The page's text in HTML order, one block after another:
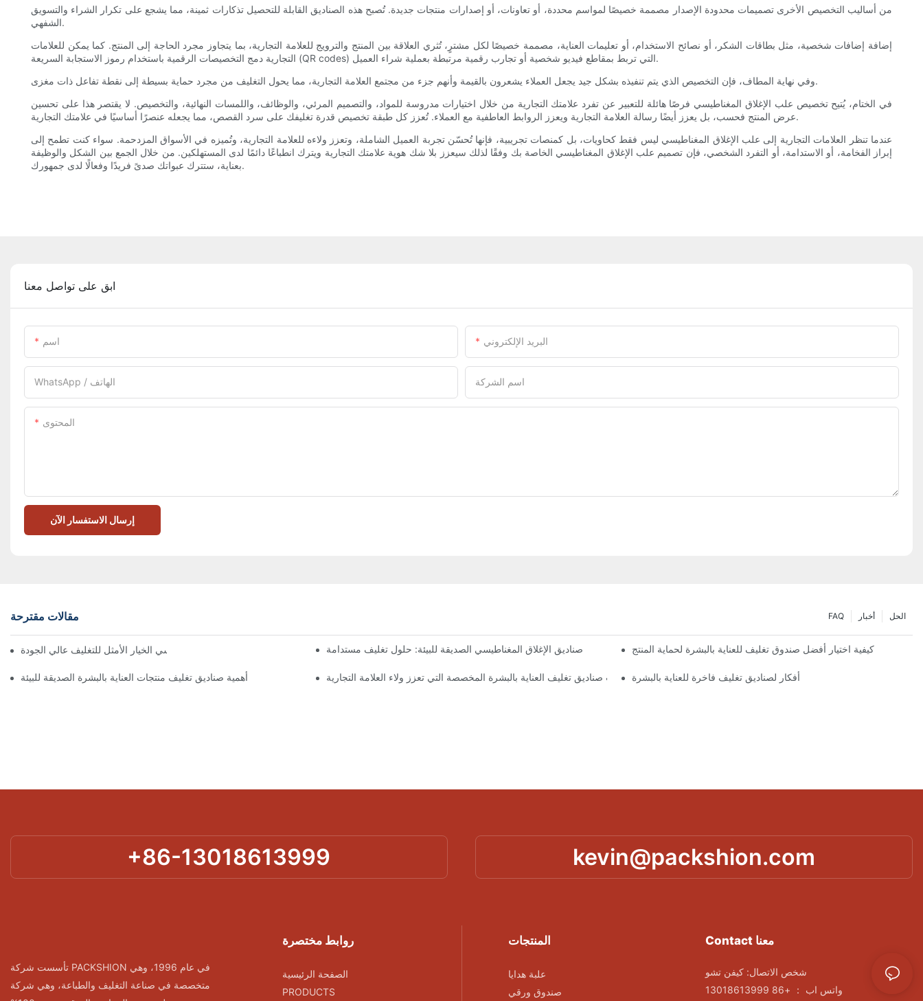
من أساليب التخصيص الأخرى تصميمات محدودة الإصدار مصممة خصيصًا لمواسم محددة، أو تعاونات، أو إصدارات منتجات جديدة. تُصبح هذه الصناديق القابلة للتحصيل تذكارات ثمينة، مما يشجع على تكرار الشراء والتسويق
الشفهي.
إضافة إضافات شخصية، مثل بطاقات الشكر، أو نصائح الاستخدام، أو تعليمات العناية، مصممة خصيصًا لكل مشترٍ، تُثري العلاقة بين المنتج والترويج للعلامة التجارية، بما يتجاوز مجرد الحاجة إلى المنتج. كما يمكن للعلامات
التجارية دمج التخصيصات الرقمية باستخدام رموز الاستجابة السريعة (QR codes) التي تربط بمقاطع فيديو شخصية أو تجارب رقمية مرتبطة بعملية شراء العميل.
وفي نهاية المطاف، فإن التخصيص الذي يتم تنفيذه بشكل جيد يجعل العملاء يشعرون بالقيمة وأنهم جزء من مجتمع العلامة التجارية، مما يحول التغليف من مجرد حماية بسيطة إلى نقطة تفاعل ذات مغزى.
في الختام، يُتيح تخصيص علب الإغلاق المغناطيسي فرصًا هائلة للتعبير عن تفرد علامتك التجارية من خلال اختيارات مدروسة للمواد، والتصميم المرئي، والوظائف، واللمسات النهائية، والتخصيص. لا يقتصر هذا على تحسين
عرض المنتج فحسب، بل يعزز أيضًا رسالة العلامة التجارية ويعزز الروابط العاطفية مع العملاء. تُعزز كل طبقة تخصيص قدرة تغليفك على سرد القصص، مما يجعله عنصرًا أساسيًا في علامتك التجارية.
عندما تنظر العلامات التجارية إلى علب الإغلاق المغناطيسي ليس فقط كحاويات، بل كمنصات تجريبية، فإنها تُحسّن تجربة العميل الشاملة، وتعزز ولاءه للعلامة التجارية، وتُميزه في الأسواق المزدحمة. سواء كنت تطمح إلى
إبراز الفخامة، أو الاستدامة، أو التفرد الشخصي، فإن تصميم علب الإغلاق المغناطيسي الخاصة بك وفقًا لذلك سيعزز بلا شك هوية علامتك التجارية ويترك انطباعًا دائمًا لدى المستهلكين. من خلال الجمع بين الشكل والوظيفة
بعناية، ستترك عبواتك صدىً فريدًا وفعالًا لدى جمهورك.
ابق على تواصل معنا
اسم البريد الإلكتروني
WhatsApp / الهاتف اسم الشركة
المحتوى
إرسال الاستفسار الآن
مقالات مقترحة الحل أخبار FAQ
لماذا تُعدّ الصناديق ذات الإغلاق المغناطيسي الخيار الأمثل للتغليف عالي الجودة صناديق الإغلاق المغناطيسي الصديقة للبيئة: حلول تغليف مستدامة كيفية اختيار أفضل صندوق تغليف للعناية بالبشرة لحماية المنتج
أهمية صناديق تغليف منتجات العناية بالبشرة الصديقة للبيئة تصميمات صناديق تغليف العناية بالبشرة المخصصة التي تعزز ولاء العلامة التجاريةأفكار لصناديق تغليف فاخرة للعناية بالبشرة
+86-13018613999 kevin@packshion.com
تأسست شركة PACKSHION في عام 1996، وهي
متخصصة في صناعة التغليف والطباعة، وهي شركة
روابط مختصرة
الصفحة الرئيسية
PRODUCTS
المنتجات
علبة هدايا
صندوق ورقي
Contact معنا
شخص الاتصال: كيفن تشو
واتس اب ： +86 13018613999